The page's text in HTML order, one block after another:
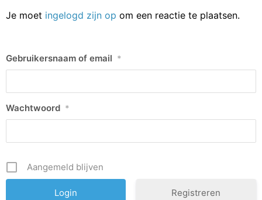
Je moet ingelogd zijn op om een reactie te plaatsen.
Gebruikersnaam of email *
Wachtwoord *
Aangemeld blijven
Registreren